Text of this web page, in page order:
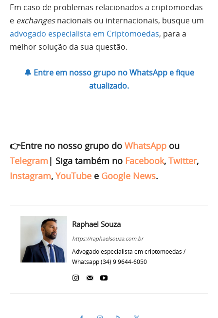
Em caso de problemas relacionados a criptomoedas
e exchangesnacionais ou internacionais, busque um
advogado especialista em Criptomoedas, para a
melhor solução da sua questão.
🔔 Entre em nosso grupo no WhatsApp e fique
atualizado.
👉Entre no nosso grupo do WhatsApp ou
Telegram | Siga também no Facebook, Twitter,
Instagram, YouTube e Google News.
Raphael Souza
https://raphaelsouza.com.br
Advogado especialista em criptomoedas /
Whatsapp (34) 9 9644-6050